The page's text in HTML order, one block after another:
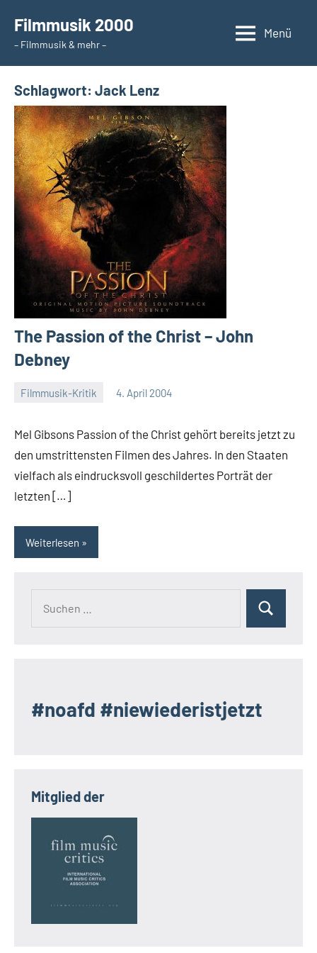
Inhalt
springen
Filmmusik 2000
– Filmmusik & mehr –
Menü
Schlagwort: Jack Lenz
The Passion of the Christ – John
Debney
Filmmusik-Kritik 4. April 2004
Mel Gibsons Passion of the Christ gehört bereits jetzt zu
den umstrittensten Filmen des Jahres. In den Staaten
vielfach als eindrucksvoll geschildertes Porträt der
letzten […]
Weiterlesen
Suchen
#noafd #niewiederistjetzt
Mitglied der